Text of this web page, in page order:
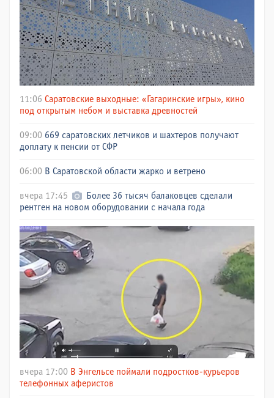
11:06 Саратовские выходные: «Гагаринские игры», кино
под открытым небом и выставка древностей
09:00 669 саратовских летчиков и шахтеров получают
доплату к пенсии от СФР
06:00 В Саратовской области жарко и ветрено
вчера 17:45
Более 36 тысяч балаковцев сделали
рентген на новом оборудовании с начала года
вчера 17:00 В Энгельсе поймали подростков-курьеров
телефонных аферистов